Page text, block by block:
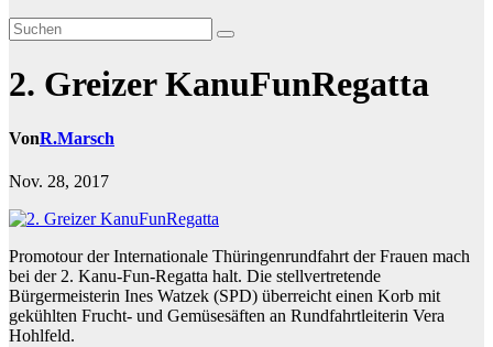
2. Greizer KanuFunRegatta
VonR.Marsch
Nov. 28, 2017
Promotour der Internationale Thüringenrundfahrt der Frauen mach
bei der 2. Kanu-Fun-Regatta halt. Die stellvertretende
Bürgermeisterin Ines Watzek (SPD) überreicht einen Korb mit
gekühlten Frucht- und Gemüsesäften an Rundfahrtleiterin Vera
Hohlfeld.